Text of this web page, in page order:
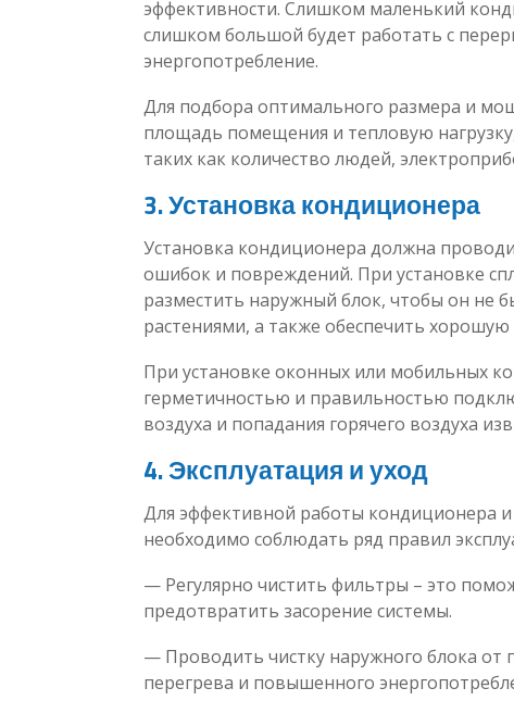
эффективности. Слишком маленький
слишком большой будет работать с
энергопотребление.
Для подбора оптимального размера и
площадь помещения и тепловую
таких как количество людей,
3. Установка кондиционера
Установка кондиционера должна
ошибок и повреждений. При установке
разместить наружный блок, чтобы он не
растениями, а также обеспечить
При установке оконных или мобильных
герметичностью и правильностью
воздуха и попадания горячего воздуха
4. Эксплуатация и уход
Для эффективной работы кондиционера и
необходимо соблюдать ряд правил
— Регулярно чистить фильтры – это
предотвратить засорение системы.
— Проводить чистку наружного блока от
перегрева и повышенного